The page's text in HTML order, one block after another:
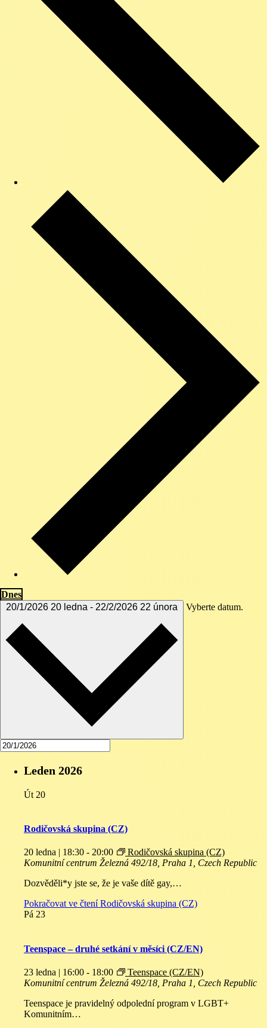
Dnes
20/1/2026 20 ledna - 22/2/2026 22 února Vyberte datum.
Leden 2026
Út 20
Rodičovská skupina (CZ)
20 ledna | 18:30 - 20:00
Rodičovská skupina (CZ)
Komunitní centrum Železná 492/18, Praha 1, Czech Republic
Dozvěděli*y jste se, že je vaše dítě gay,…
Pokračovat ve čteníRodičovská skupina (CZ)
Pá 23
Teenspace – druhé setkání v měsíci (CZ/EN)
23 ledna | 16:00 - 18:00
Teenspace (CZ/EN)
Komunitní centrum Železná 492/18, Praha 1, Czech Republic
Teenspace je pravidelný odpolední program v LGBT+
Komunitním…